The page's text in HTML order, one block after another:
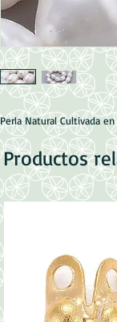
Perla Natural Cultivada
Productos